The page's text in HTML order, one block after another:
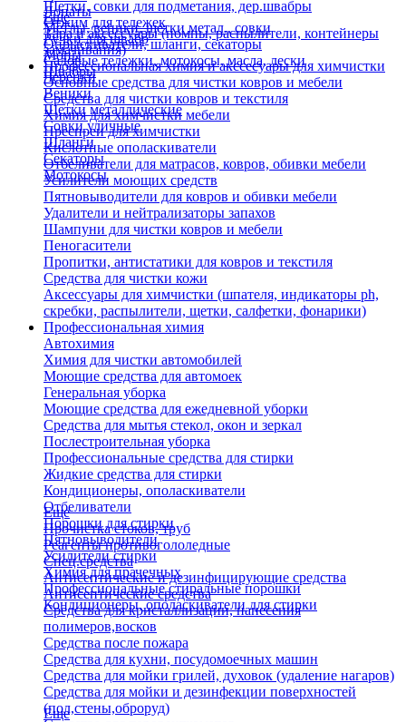
Щетки, совки для подметания, дер.швабры
Отжим для тележек
Ручки для швабр
Мопы
Швабры
Лопаты
Метлы, веники, щетки метал., совки
Опрыскиватели, шланги, секаторы
Садовые тележки, мотокосы, масла, лески
Черенки
Веники
Щетки металлические
Совки уличные
Шланги
Секаторы
Мотокосы
Еще
Тара и аксессуары (помпы, распылители, контейнеры
замачивания)
Профессиональная химия и акссесуары для химчистки
Основные средства для чистки ковров и мебели
Средства для чистки ковров и текстиля
Химия для химчистки мебели
Преспреи для химчистки
Кислотные ополаскиватели
Отбеливатели для матрасов, ковров, обивки мебели
Усилители моющих средств
Пятновыводители для ковров и обивки мебели
Удалители и нейтрализаторы запахов
Шампуни для чистки ковров и мебели
Пеногасители
Пропитки, антистатики для ковров и текстиля
Средства для чистки кожи
Аксессуары для химчистки (шпателя, индикаторы ph,
скребки, распылители, щетки, салфетки, фонарики)
Профессиональная химия
Автохимия
Химия для чистки автомобилей
Моющие средства для автомоек
Генеральная уборка
Моющие средства для ежедневной уборки
Средства для мытья стекол, окон и зеркал
Послестроительная уборка
Профессиональные средства для стирки
Жидкие средства для стирки
Кондиционеры, ополаскиватели
Отбеливатели
Порошки для стирки
Пятновыводители
Усилители стирки
Химия для прачечных
Профессиональные стиральные порошки
Кондиционеры, ополаскиватели для стирки
Еще
Прочистка стоков, труб
Реагенты противогололедные
Спец.средства
Антисептические и дезинфицирующие средства
Антисептические средства
Средства для кристаллизации, нанесения
полимеров,восков
Средства после пожара
Средства для кухни, посудомоечных машин
Средства для мойки грилей, духовок (удаление нагаров)
Средства для мойки и дезинфекции поверхностей
(пол,стены,оброруд)
Еще